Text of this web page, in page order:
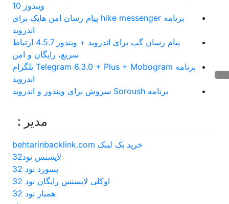
ویندوز 10
برنامه hike messenger پیام‌ رسان‌ امن هایک برای
اندروید
پیام رسان گپ برای اندروید + ویندوز 4.5.7 ارتباط
سریع، رایگان و امن
برنامه Telegram 6.3.0 + Plus + Mobogram تلگرام
اندروید
برنامه Soroush سروش برای ویندوز و اندروید
مدیر :
خرید بک لینک behtarinbacklink.com
لایسنس نود32
پسورد نود 32
اوکلی لایسنس رایگان نود 32
همیار نود 32